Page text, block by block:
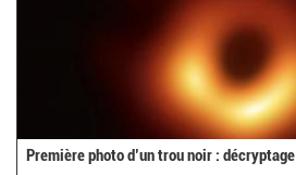
Première photo d’un trou noir : décryptage